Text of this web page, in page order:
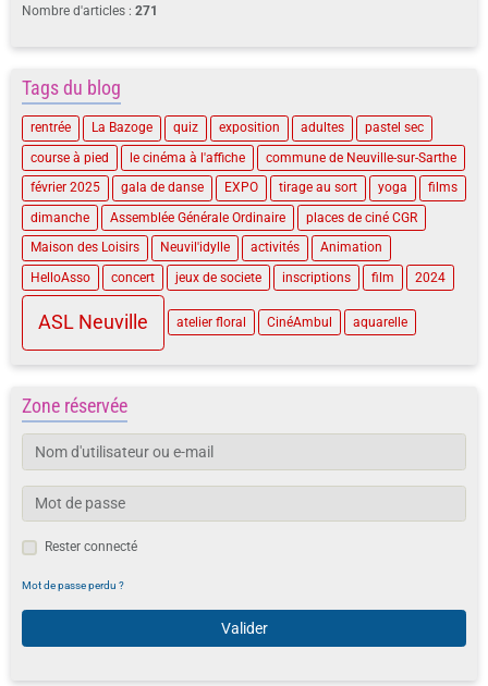
Nombre d'articles : 271
Tags du blog
rentrée La Bazoge quiz exposition adultes
pastel sec
course à pied
le cinéma à l'affiche
commune de Neuville-sur-Sarthe
février 2025
gala de danse EXPO tirage au sort yoga
films
dimanche
Assemblée Générale Ordinaire
places de ciné CGR
Maison des Loisirs
Neuvil'idylle activités
Animation
HelloAsso
concert jeux de societe inscriptions film 2024
ASL Neuville atelier floral CinéAmbul aquarelle
Zone réservée
Rester connecté
Mot de passe perdu ?
Valider